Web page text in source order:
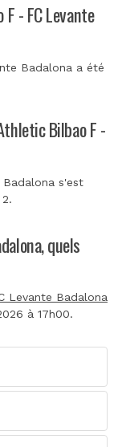
- FC Levante
Badalona a été
Bilbao F -
s'est
.
quels
Levante Badalona
à 17h00.